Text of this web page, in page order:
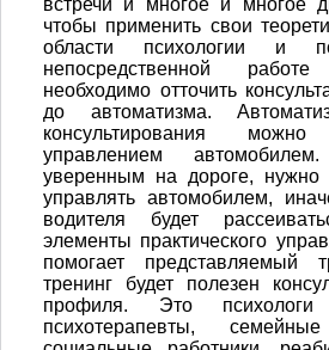
встречи и многое и многое
чтобы применить свои
области психологии и
непосредственной
необходимо отточить
до автоматизма.
консультирования
управлением
уверенным на дороге, нужно
управлять автомобилем,
водителя будет
элементы практического
помогает представляемый
тренинг будет полезен
профиля. Это психологи
психотерапевты,